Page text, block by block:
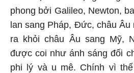
phong bởi Galileo, Newton,
lan sang Pháp, Đức, châu
ra khỏi châu Âu sang Mỹ,
được coi như ánh sáng đối
phi lý và u mê. Chính vì